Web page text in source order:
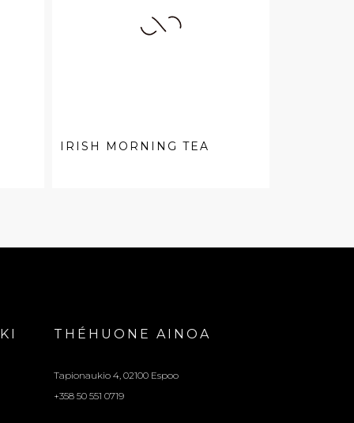
IRISH MORNING TEA
THÉHUONE AINOA
Tapionaukio 4, 02100 Espoo
+358 50 551 0719